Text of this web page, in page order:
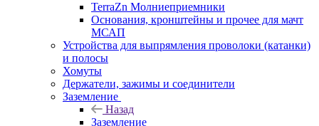
TerraZn Молниеприемники
Основания, кронштейны и прочее для мачт
МСАП
Устройства для выпрямления проволоки (катанки)
и полосы
Хомуты
Держатели, зажимы и соединители
Заземление
Назад
Заземление